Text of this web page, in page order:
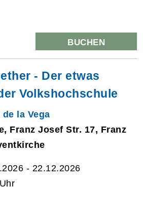
BUCHEN
- Der etwas
Volkshochschule
la Vega
Franz Josef Str. 17, Franz
- 22.12.2026